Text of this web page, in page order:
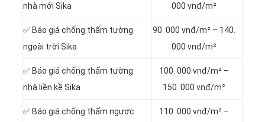
nhà mới Sika
000 vnđ/m²
✅ Báo giá chống thấm tường
ngoài trời Sika
90. 000 vnđ/m² – 140.
000 vnđ/m²
✅ Báo giá chống thấm tường
nhà liền kề Sika
100. 000 vnđ/m² –
150. 000 vnđ/m²
✅ Báo giá chống thấm ngược
110. 000 vnđ/m² –